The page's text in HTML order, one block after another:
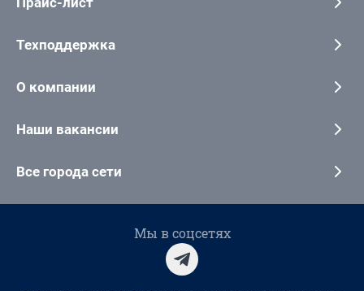
Техподдержка
О компании
Наши вакансии
Все города сети
Мы в соцсетях